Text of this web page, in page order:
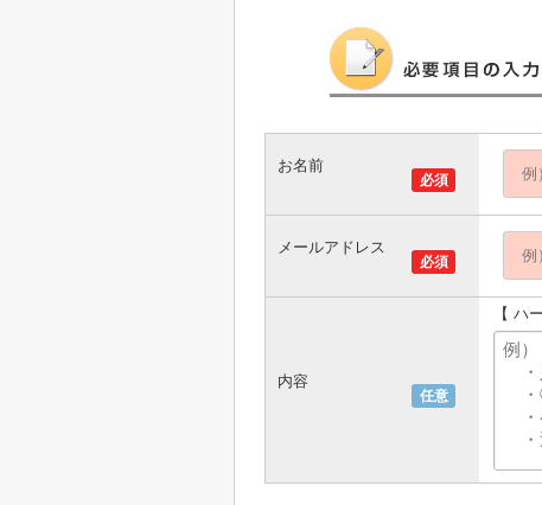
必須
お名前
必須
メールアドレス
任意
内容
【 ハ